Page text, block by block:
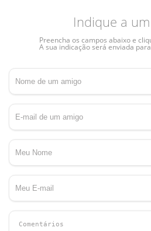
Indique a
Preencha os campos abaixo e
A sua indicação será enviada